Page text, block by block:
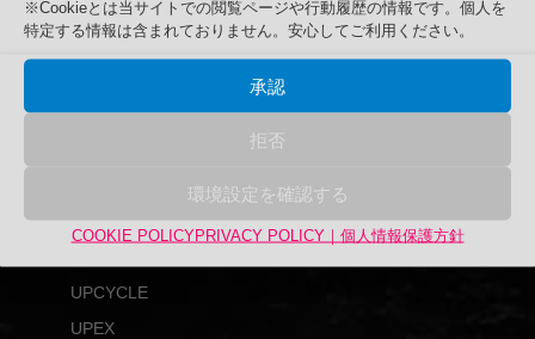
※Cookieとは当サイトでの閲覧ページや行動履歴の情報です。個人を
特定する情報は含まれておりません。安心してご利用ください。
承認
拒否
環境設定を確認する
COOKIE POLICYPRIVACY POLICY｜個人情報保護方針
象:
商品カテゴリー
UPCYCLE
UPEX